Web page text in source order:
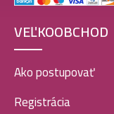
VEĽKOOBCHOD
Ako postupovať
Registrácia